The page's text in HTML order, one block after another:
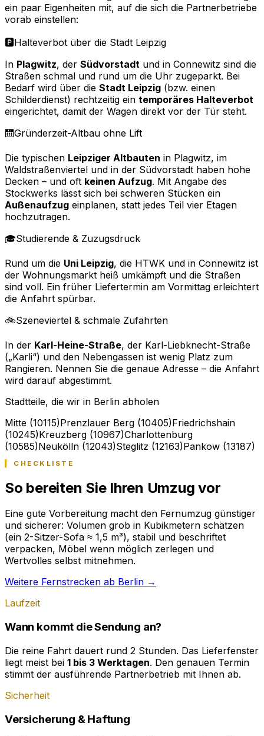
ein paar Eigenheiten mit, auf die sich die Partnerbetriebe
vorab einstellen:
🅿️Halteverbot über die Stadt Leipzig
In Plagwitz, der Südvorstadt und in Connewitz sind die
Straßen schmal und rund um die Uhr zugeparkt. Bei
Bedarf wird über die Stadt Leipzig (bzw. einen
Schilderdienst) rechtzeitig ein temporäres Halteverbot
eingerichtet, damit der Wagen direkt vor der Tür steht.
🛗Gründerzeit-Altbau ohne Lift
Die typischen Leipziger Altbauten in Plagwitz, im
Waldstraßenviertel und in der Südvorstadt haben hohe
Decken – und oft keinen Aufzug. Mit Angabe des
Stockwerks lässt sich bei schweren Stücken ein
Außenaufzug einplanen, statt jedes Teil vier Etagen
hochzutragen.
🎓Studierende & Zuzugsdruck
Rund um die Uni Leipzig, die HTWK und in Connewitz ist
der Wohnungsmarkt heiß umkämpft und die Straßen
sind voll. Ein früher Liefertermin am Vormittag erleichtert
die Anfahrt spürbar.
🚲Szeneviertel & schmale Zufahrten
In der Karl-Heine-Straße, der Karl-Liebknecht-Straße
(„Karli“) und den Nebengassen ist wenig Platz zum
Rangieren. Nennen Sie die genaue Adresse – die Anfahrt
wird darauf abgestimmt.
Stadtteile, die wir in Berlin abholen
Mitte (10115)Prenzlauer Berg (10405)Friedrichshain
(10245)Kreuzberg (10967)Charlottenburg
(10585)Neukölln (12043)Steglitz (12163)Pankow (13187)
CHECKLISTE
So bereiten Sie Ihren Umzug vor
Eine gute Vorbereitung macht den Fernumzug günstiger
und sicherer: Volumen grob in Kubikmetern schätzen
(ein 2-Sitzer-Sofa ≈ 1,5 m³), stabil und beschriftet
verpacken, Möbel wenn möglich zerlegen und
Wertvolles selbst mitnehmen.
Weitere Fernstrecken ab Berlin →
Laufzeit
Wann kommt die Sendung an?
Die reine Fahrt dauert rund 2 Stunden. Das Lieferfenster
liegt meist bei 1 bis 3 Werktagen. Den genauen Termin
stimmt der ausführende Partnerbetrieb mit Ihnen ab.
Sicherheit
Versicherung & Haftung